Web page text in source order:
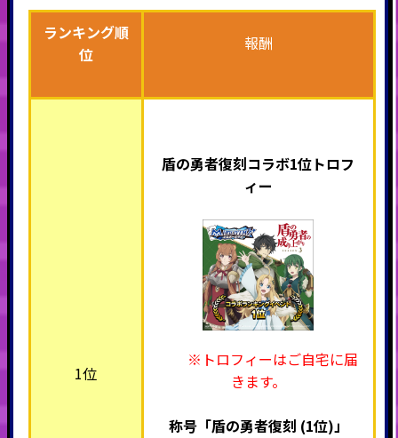
ランキング順
位
報酬
1位
盾の勇者復刻コラボ1位トロフ
ィー
※トロフィーはご自宅に届
きます。
称号「盾の勇者復刻 (1位)」